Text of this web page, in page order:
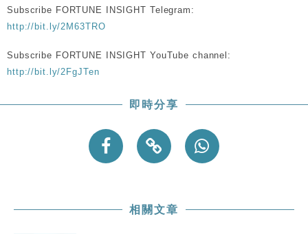
Subscribe FORTUNE INSIGHT Telegram:
http://bit.ly/2M63TRO
Subscribe FORTUNE INSIGHT YouTube channel:
http://bit.ly/2FgJTen
即時分享
相關文章